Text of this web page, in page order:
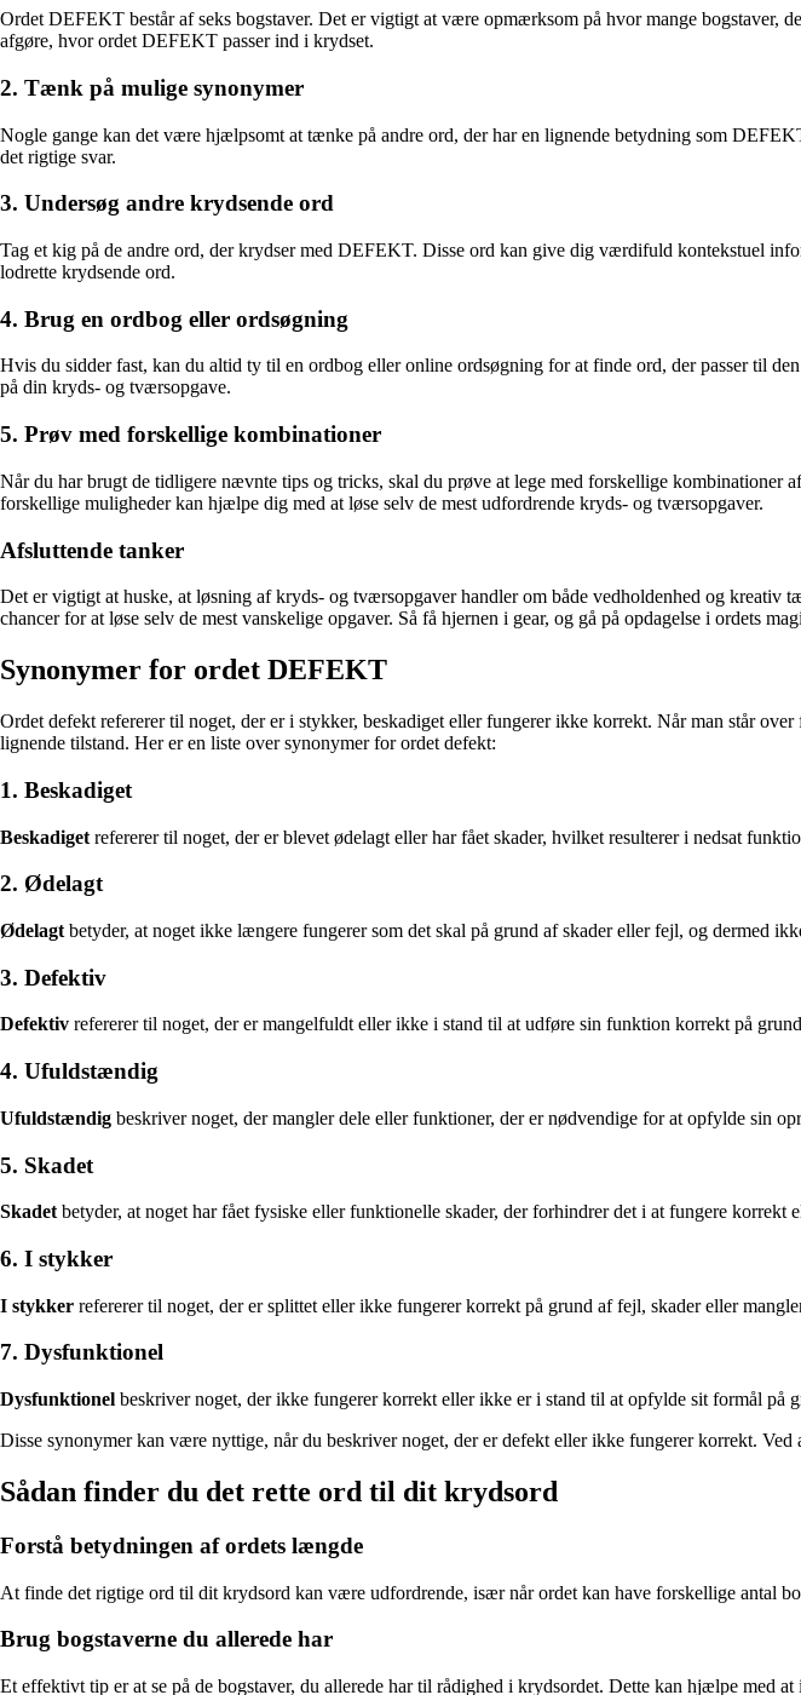
Ordet DEFEKT består af seks bogstaver. Det er vigtigt at være opmærksom på hvor mange
afgøre, hvor ordet DEFEKT passer ind i krydset.
2. Tænk på mulige synonymer
Nogle gange kan det være hjælpsomt at tænke på andre ord, der har en lignende betydning som
det rigtige svar.
3. Undersøg andre krydsende ord
Tag et kig på de andre ord, der krydser med DEFEKT. Disse ord kan give dig værdifuld kontekstuel
lodrette krydsende ord.
4. Brug en ordbog eller ordsøgning
Hvis du sidder fast, kan du altid ty til en ordbog eller online ordsøgning for at finde ord, der passer til
på din kryds- og tværsopgave.
5. Prøv med forskellige kombinationer
Når du har brugt de tidligere nævnte tips og tricks, skal du prøve at lege med forskellige kombinationer
forskellige muligheder kan hjælpe dig med at løse selv de mest udfordrende kryds- og tværsopgaver.
Afsluttende tanker
Det er vigtigt at huske, at løsning af kryds- og tværsopgaver handler om både vedholdenhed og
chancer for at løse selv de mest vanskelige opgaver. Så få hjernen i gear, og gå på opdagelse i ordets
Synonymer for ordet DEFEKT
Ordet defekt refererer til noget, der er i stykker, beskadiget eller fungerer ikke korrekt. Når man står
lignende tilstand. Her er en liste over synonymer for ordet defekt:
1. Beskadiget
Beskadiget refererer til noget, der er blevet ødelagt eller har fået skader, hvilket resulterer i nedsat
2. Ødelagt
Ødelagt betyder, at noget ikke længere fungerer som det skal på grund af skader eller fejl, og dermed
3. Defektiv
Defektiv refererer til noget, der er mangelfuldt eller ikke i stand til at udføre sin funktion korrekt på
4. Ufuldstændig
Ufuldstændig beskriver noget, der mangler dele eller funktioner, der er nødvendige for at opfylde sin
5. Skadet
Skadet betyder, at noget har fået fysiske eller funktionelle skader, der forhindrer det i at fungere korrekt
6. I stykker
I stykker refererer til noget, der er splittet eller ikke fungerer korrekt på grund af fejl, skader eller
7. Dysfunktionel
Dysfunktionel beskriver noget, der ikke fungerer korrekt eller ikke er i stand til at opfylde sit formål på
Disse synonymer kan være nyttige, når du beskriver noget, der er defekt eller ikke fungerer korrekt.
Sådan finder du det rette ord til dit krydsord
Forstå betydningen af ordets længde
At finde det rigtige ord til dit krydsord kan være udfordrende, især når ordet kan have forskellige antal
Brug bogstaverne du allerede har
Et effektivt tip er at se på de bogstaver, du allerede har til rådighed i krydsordet. Dette kan hjælpe med